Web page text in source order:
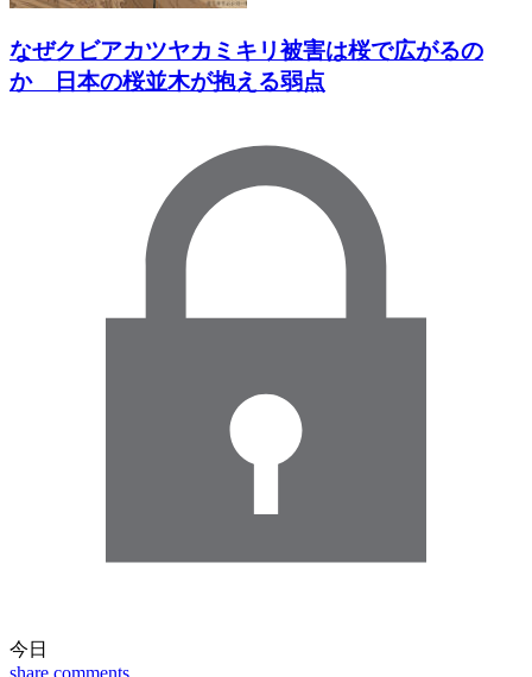
なぜクビアカツヤカミキリ被害は桜で広がるの
か 日本の桜並木が抱える弱点
今日